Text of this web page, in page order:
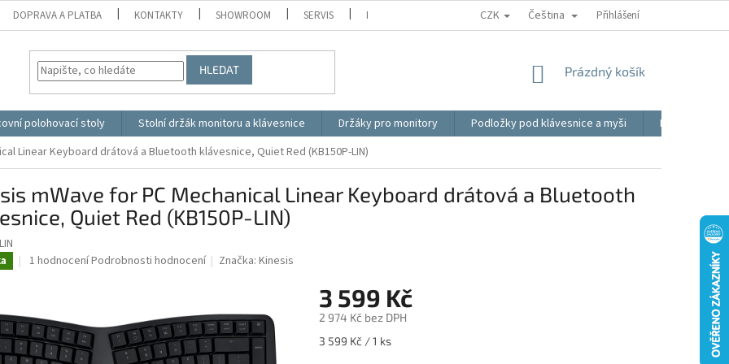
DOPRAVA A PLATBA KONTAKTY SHOWROOM SERVIS REKLAMACE VIDEO MOJE OBJEDNÁVKA
CZK Čeština Přihlášení
HLEDAT
NÁKUPNÍ
Prázdný košík
polohovací stoly Stolní držák monitoru a klávesnice Držáky pro monitory Podložky pod klávesnice a myši
Ergonomické
Linear Keyboard drátová a Bluetooth klávesnice, Quiet Red (KB150P-LIN)
mWave for PC Mechanical Linear Keyboard drátová a Bluetooth
Quiet Red (KB150P-LIN)
Průměrné
5,0
z
5
1 hodnoceníPodrobnosti hodnocení Značka:Kinesis
3 599 Kč
2 974 Kč bez DPH
Měrná
3 599 Kč / 1 ks